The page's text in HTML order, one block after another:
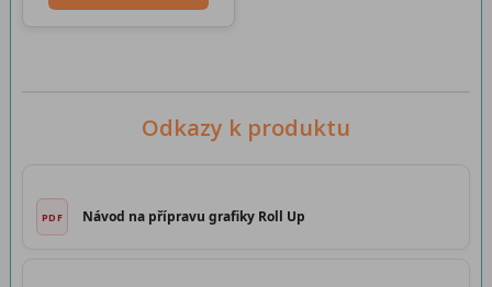
Odkazy k produktu
Návod na přípravu grafiky Roll Up